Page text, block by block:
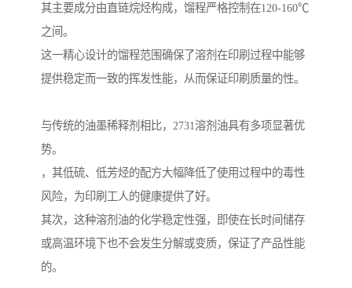
其主要成分由直链烷烃构成，馏程严格控制在120-160℃
之间。
这一精心设计的馏程范围确保了溶剂在印刷过程中能够
提供稳定而一致的挥发性能，从而保证印刷质量的性。
与传统的油墨稀释剂相比，2731溶剂油具有多项显著优
势。
，其低硫、低芳烃的配方大幅降低了使用过程中的毒性
风险，为印刷工人的健康提供了好。
其次，这种溶剂油的化学稳定性强，即使在长时间储存
或高温环境下也不会发生分解或变质，保证了产品性能
的。